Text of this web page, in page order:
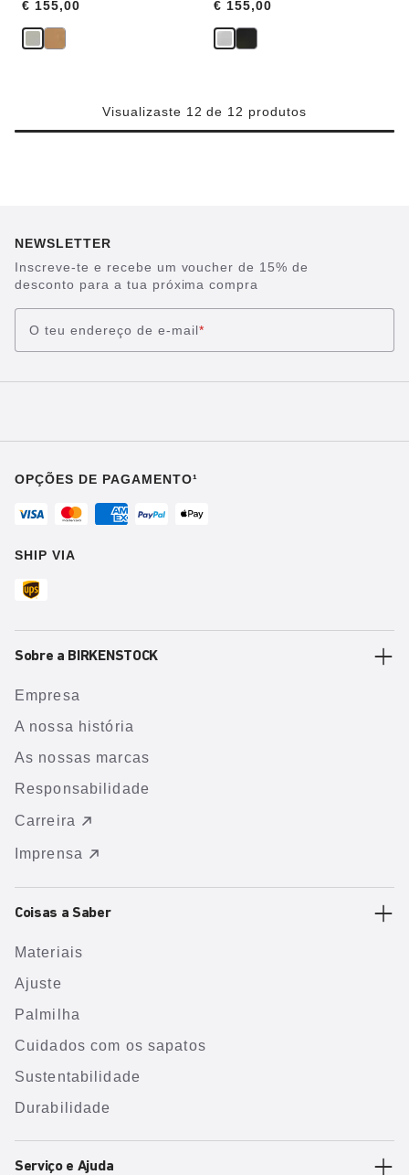
Price:
€ 155,00 Price:
€ 155,00
Visualizaste 12 de 12 produtos
NEWSLETTER
Inscreve-te e recebe um voucher de 15% de
desconto para a tua próxima compra
O teu endereço de e-mail*
OPÇÕES DE PAGAMENTO¹
SHIP VIA
Sobre a BIRKENSTOCK
Empresa
A nossa história
As nossas marcas
Responsabilidade
Carreira
Imprensa
Coisas a Saber
Materiais
Ajuste
Palmilha
Cuidados com os sapatos
Sustentabilidade
Durabilidade
Serviço e Ajuda